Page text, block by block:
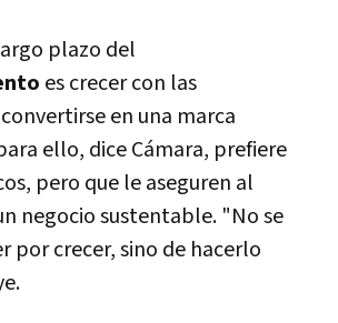
plazo del
es crecer con las
en una marca
ello, dice Cámara, prefiere
pero que le aseguren al
negocio sustentable. "No se
por crecer, sino de hacerlo